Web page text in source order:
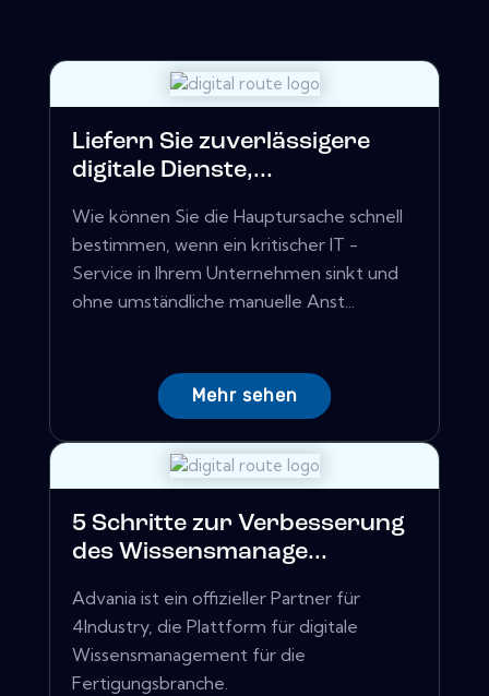
Liefern Sie zuverlässigere
digitale Dienste,...
Wie können Sie die Hauptursache schnell
bestimmen, wenn ein kritischer IT -
Service in Ihrem Unternehmen sinkt und
ohne umständliche manuelle Anst...
Mehr sehen
5 Schritte zur Verbesserung
des Wissensmanage...
Advania ist ein offizieller Partner für
4Industry, die Plattform für digitale
Wissensmanagement für die
Fertigungsbranche.